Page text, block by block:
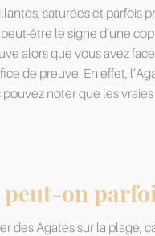
saturées et parfois
être le signe d’une
alors que vous avez
de preuve. En effet,
noter que les
on
des Agates sur la plage,